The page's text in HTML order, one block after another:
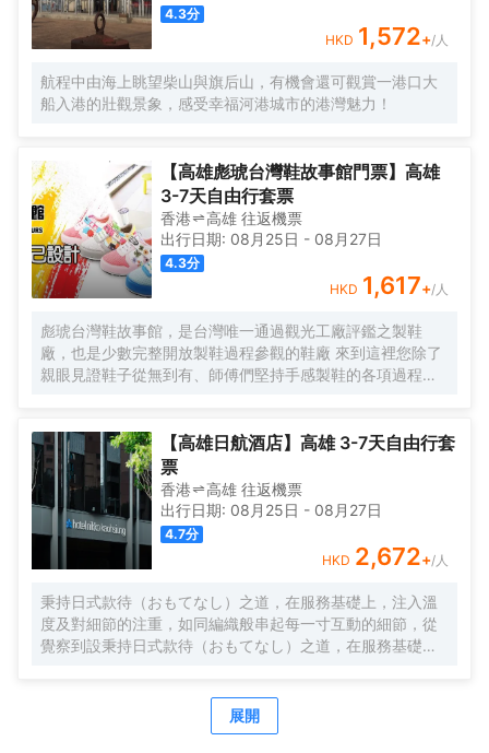
4.3分
HKD 1,572+/人
航程中由海上眺望柴山與旗后山，有機會還可觀賞一港口大
船入港的壯觀景象，感受幸福河港城市的港灣魅力！
【高雄彪琥台灣鞋故事館門票】高雄
3-7天自由行套票
香港 高雄 往返機票
出行日期: 08月25日 - 08月27日
4.3分
HKD 1,617+/人
彪琥台灣鞋故事館，是台灣唯一通過觀光工廠評鑑之製鞋
廠，也是少數完整開放製鞋過程參觀的鞋廠 來到這裡您除了
親眼見證鞋子從無到有、師傅們堅持手感製鞋的各項過程
【高雄日航酒店】高雄 3-7天自由行套
票
香港 高雄 往返機票
出行日期: 08月25日 - 08月27日
4.7分
HKD 2,672+/人
秉持日式款待（おもてなし）之道，在服務基礎上，注入溫
度及對細節的注重，如同編織般串起每一寸互動的細節，從
覺察到設秉持日式款待（おもてなし）之道，在服務基礎
精神，為旅人編織「一期一會」的雋永回憶。身處地的換位
思考，傳遞細膩大和文化精神，為旅人編織「一期一會」的
展開